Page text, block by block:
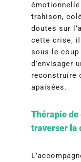
trahison,
doutes sur
cette crise,
sous le coup
d’envisager
reconstruire
apaisées.
Thérapie de
traverser la